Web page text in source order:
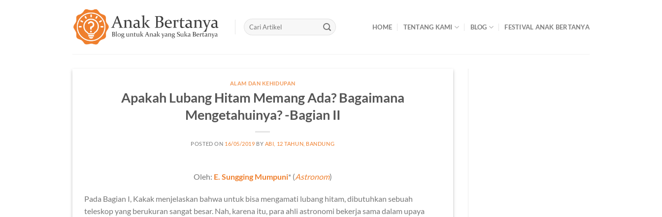
HOME TENTANG KAMI BLOG FESTIVAL ANAK BERTANYA
ALAM DAN KEHIDUPAN
Apakah Lubang Hitam Memang Ada? Bagaimana
Mengetahuinya? -Bagian II
POSTED ON 16/05/2019 BY ABI, 12 TAHUN, BANDUNG
Oleh: E. Sungging Mumpuni* (Astronom)
Pada Bagian I, Kakak menjelaskan bahwa untuk bisa mengamati lubang hitam, dibutuhkan sebuah
teleskop yang berukuran sangat besar. Nah, karena itu, para ahli astronomi bekerja sama dalam upaya